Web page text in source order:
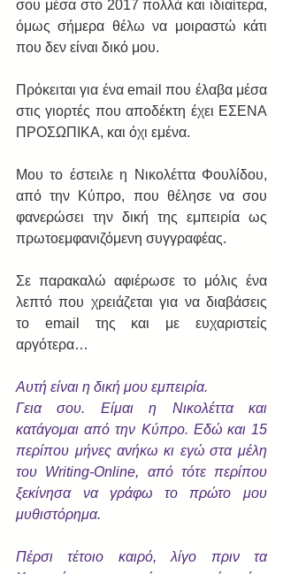
σου μέσα στο 2017 πολλά και ιδιαίτερα,
όμως σήμερα θέλω να μοιραστώ κάτι
που δεν είναι δικό μου.
Πρόκειται για ένα email που έλαβα μέσα
στις γιορτές που αποδέκτη έχει ΕΣΕΝΑ
ΠΡΟΣΩΠΙΚΑ, και όχι εμένα.
Μου το έστειλε η Νικολέττα Φουλίδου,
από την Κύπρο, που θέλησε να σου
φανερώσει την δική της εμπειρία ως
πρωτοεμφανιζόμενη συγγραφέας.
Σε παρακαλώ αφιέρωσε το μόλις ένα
λεπτό που χρειάζεται για να διαβάσεις
το email της και με ευχαριστείς
αργότερα…
Αυτή είναι η δική μου εμπειρία.
Γεια σου. Είμαι η Νικολέττα και
κατάγομαι από την Κύπρο. Εδώ και 15
περίπου μήνες ανήκω κι εγώ στα μέλη
του Writing-Online, από τότε περίπου
ξεκίνησα να γράφω το πρώτο μου
μυθιστόρημα.
Πέρσι τέτοιο καιρό, λίγο πριν τα